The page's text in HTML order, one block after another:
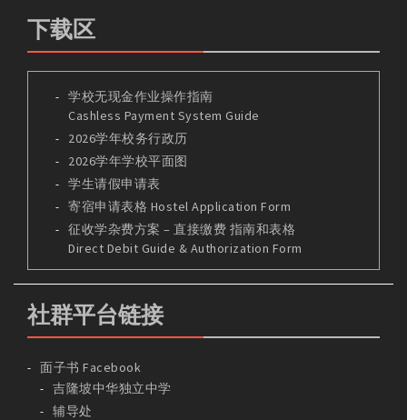
下载区
学校无现金作业操作指南
Cashless Payment System Guide
2026学年校务行政历
2026学年学校平面图
学生请假申请表
寄宿申请表格 Hostel Application Form
征收学杂费方案 – 直接缴费 指南和表格
Direct Debit Guide & Authorization Form
社群平台链接
面子书 Facebook
吉隆坡中华独立中学
辅导处